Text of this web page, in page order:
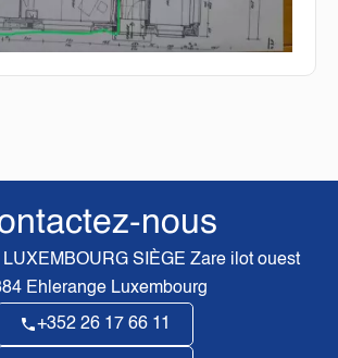
nous
SIÈGE Zare ilot ouest
Ehlerange Luxembourg
+352 26 17 66 11